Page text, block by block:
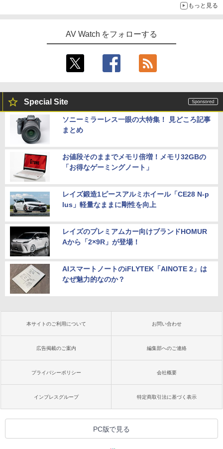
もっと見る
AV Watch をフォローする
Special Site
ソニーミラーレス一眼の大特集！ 見どころ記事
まとめ
お値段そのままでメモリ倍増！メモリ32GBの
「お得なゲーミングノート」
レイズ鍛造1ピースアルミホイール「CE28 N-p
lus」軽量なままに剛性を向上
レイズのプレミアムカー向けブランドHOMUR
Aから「2×9R」が登場！
AIスマートノートのiFLYTEK「AINOTE 2」は
なぜ魅力的なのか？
本サイトのご利用について お問い合わせ
広告掲載のご案内 編集部へのご連絡
プライバシーポリシー 会社概要
インプレスグループ 特定商取引法に基づく表示
PC版で見る